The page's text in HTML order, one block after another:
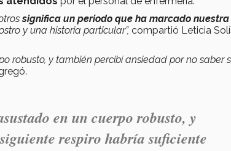
significa un periodo que ha marcado
y una historia particular”, compartió Leticia
robusto, y también percibí ansiedad por no saber
en un cuerpo robusto, y
respiro habría suficiente